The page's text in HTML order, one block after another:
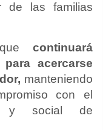
de las familias
continuará
acercarse
manteniendo
con el
y social de